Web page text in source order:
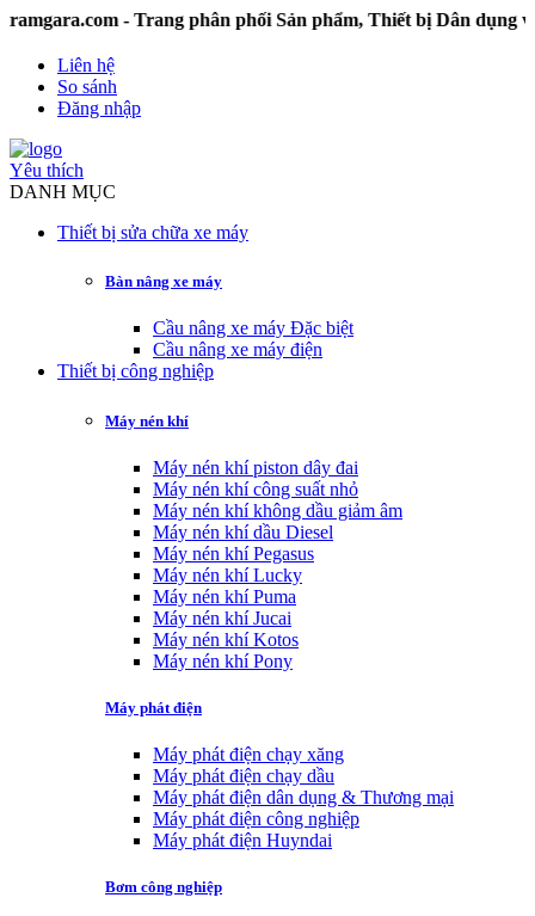
- Trang phân phối Sản phẩm, Thiết bị Dân dụng và
Liên hệ
So sánh
Đăng nhập
Yêu thích
DANH MỤC
Thiết bị sửa chữa xe máy
Bàn nâng xe máy
Cầu nâng xe máy Đặc biệt
Cầu nâng xe máy điện
Thiết bị công nghiệp
Máy nén khí
Máy nén khí piston dây đai
Máy nén khí công suất nhỏ
Máy nén khí không dầu giảm âm
Máy nén khí dầu Diesel
Máy nén khí Pegasus
Máy nén khí Lucky
Máy nén khí Puma
Máy nén khí Jucai
Máy nén khí Kotos
Máy nén khí Pony
Máy phát điện
Máy phát điện chạy xăng
Máy phát điện chạy dầu
Máy phát điện dân dụng & Thương mại
Máy phát điện công nghiệp
Máy phát điện Huyndai
Bơm công nghiệp